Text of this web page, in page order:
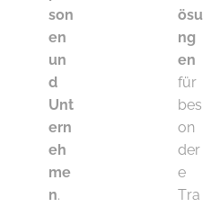
son
en
un
d
Unt
ern
eh
me
n.
ösu
ng
en
für
bes
on
der
e
Tra